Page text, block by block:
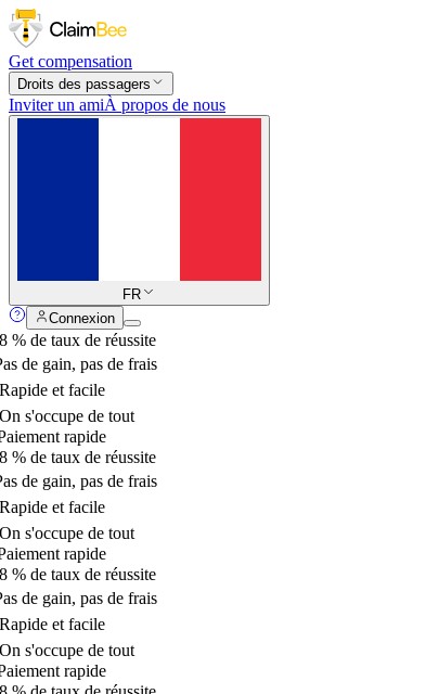
Get compensation
Droits des passagers
Inviter un amiÀ propos de nous
FR
Connexion
% de taux de réussite
de gain, pas de frais
et facile
s'occupe de tout
rapide
% de taux de réussite
de gain, pas de frais
et facile
s'occupe de tout
rapide
% de taux de réussite
de gain, pas de frais
et facile
s'occupe de tout
rapide